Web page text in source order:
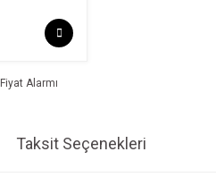
Fiyat Alarmı
Taksit Seçenekleri